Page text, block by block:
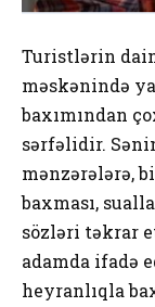
Turistlərin
məskənində
baxımından
sərfəlidir.
mənzərələrə,
baxması,
sözləri təkrar
adamda ifadə
heyranlıqla